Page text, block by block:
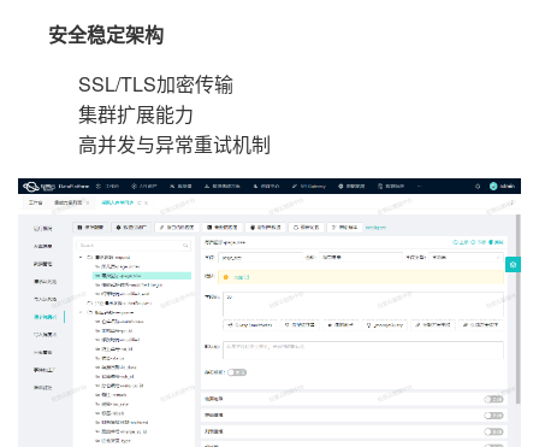
安全稳定架构
SSL/TLS加密传输
集群扩展能力
高并发与异常重试机制